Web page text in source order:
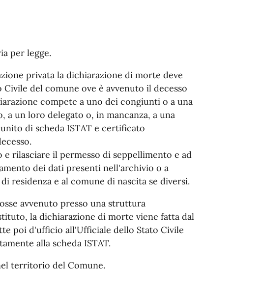
per legge.
privata la dichiarazione di morte deve
del comune ove è avvenuto il decesso
compete a uno dei congiunti o a una
un loro delegato o, in mancanza, a una
di scheda ISTAT e certificato
rilasciare il permesso di seppellimento e ad
dei dati presenti nell'archivio o a
residenza e al comune di nascita se diversi.
avvenuto presso una struttura
la dichiarazione di morte viene fatta dal
poi d'ufficio all'Ufficiale dello Stato Civile
alla scheda ISTAT.
territorio del Comune.